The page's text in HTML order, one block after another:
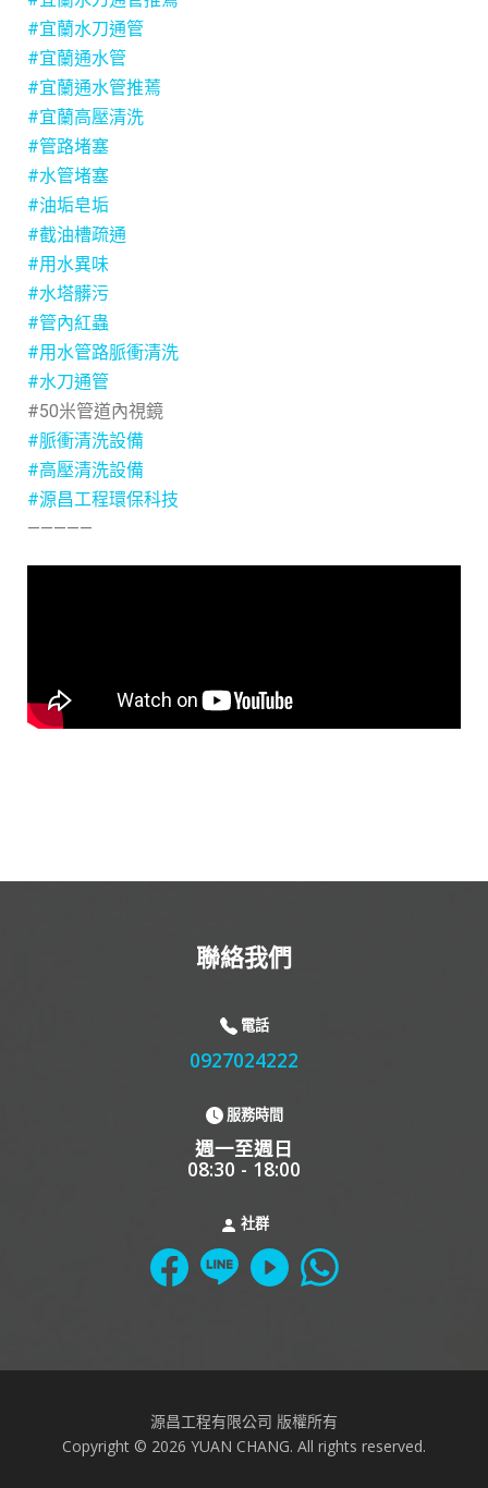
#宜蘭水刀通管
#宜蘭通水管
#宜蘭通水管推蔫
#宜蘭高壓清洗
#管路堵塞
#水管堵塞
#油垢皂垢
#截油槽疏通
#用水異味
#水塔髒污
#管內紅蟲
#用水管路脈衝清洗
#水刀通管
#50米管道內視鏡
#脈衝清洗設備
#高壓清洗設備
#源昌工程環保科技
—————
聯絡我們
電話
0927024222
服務時間
週一至週日
08:30 - 18:00
社群
源昌工程有限公司 版權所有
Copyright © 2026 YUAN CHANG. All rights reserved.